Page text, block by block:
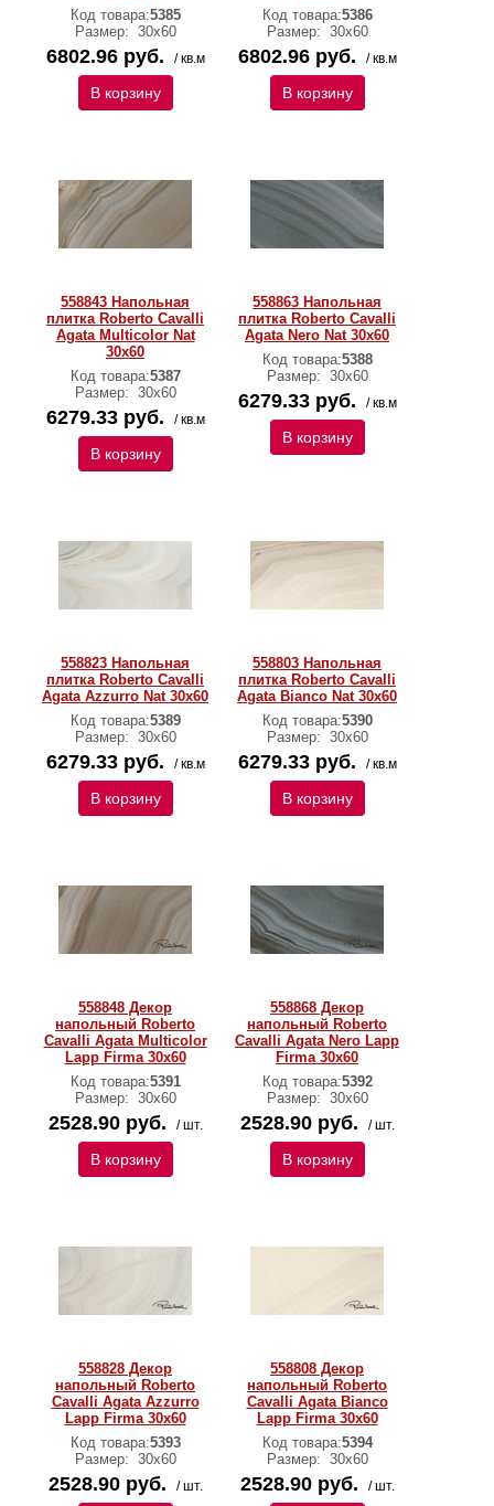
Код товара:5385
Размер: 30х60
6802.96 руб. / кв.м
В корзину
Код товара:5386
Размер: 30х60
6802.96 руб. / кв.м
В корзину
558843 Напольная
плитка Roberto Cavalli
Agata Multicolor Nat
30x60
Код товара:5387
Размер: 30х60
6279.33 руб. / кв.м
В корзину
558863 Напольная
плитка Roberto Cavalli
Agata Nero Nat 30x60
Код товара:5388
Размер: 30х60
6279.33 руб. / кв.м
В корзину
558823 Напольная
плитка Roberto Cavalli
Agata Azzurro Nat 30x60
Код товара:5389
Размер: 30х60
6279.33 руб. / кв.м
В корзину
558803 Напольная
плитка Roberto Cavalli
Agata Bianco Nat 30x60
Код товара:5390
Размер: 30х60
6279.33 руб. / кв.м
В корзину
558848 Декор
напольный Roberto
Cavalli Agata Multicolor
Lapp Firma 30x60
Код товара:5391
Размер: 30х60
2528.90 руб. / шт.
В корзину
558868 Декор
напольный Roberto
Cavalli Agata Nero Lapp
Firma 30x60
Код товара:5392
Размер: 30х60
2528.90 руб. / шт.
В корзину
558828 Декор
напольный Roberto
Cavalli Agata Azzurro
Lapp Firma 30x60
Код товара:5393
Размер: 30х60
2528.90 руб. / шт.
558808 Декор
напольный Roberto
Cavalli Agata Bianco
Lapp Firma 30x60
Код товара:5394
Размер: 30х60
2528.90 руб. / шт.